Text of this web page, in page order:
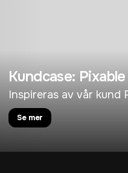
Kundcase:
Inspireras av vår kund
Se mer